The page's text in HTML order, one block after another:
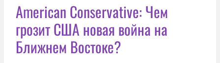
American Conservative: Чем
грозит США новая война на
Ближнем Востоке?